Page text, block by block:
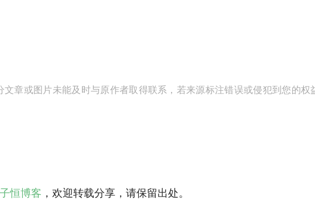
文章或图片未能及时与原作者取得联系，若来源标注错误或侵犯到您的权
恒博客 ，欢迎转载分享，请保留出处。